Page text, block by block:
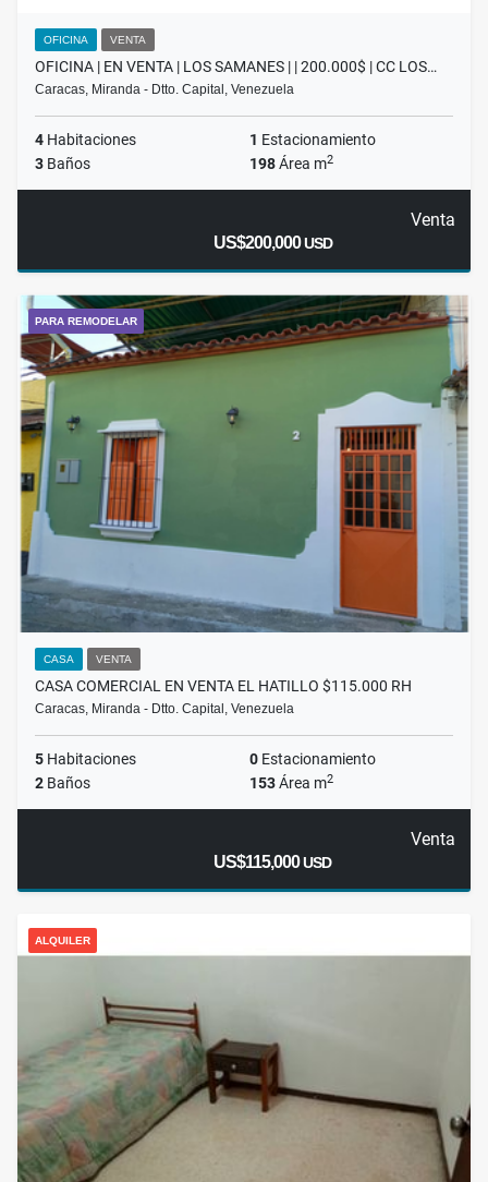
OFICINA VENTA
OFICINA | EN VENTA | LOS SAMANES | | 200.000$ | CC LOS…
Caracas, Miranda - Dtto. Capital, Venezuela
4 Habitaciones 1 Estacionamiento
3 Baños 198Área m2
Venta
US$200,000USD
PARA REMODELAR
CASA VENTA
CASA COMERCIAL EN VENTA EL HATILLO $115.000 RH
Caracas, Miranda - Dtto. Capital, Venezuela
5 Habitaciones 0 Estacionamiento
2 Baños 153Área m2
Venta
US$115,000USD
ALQUILER